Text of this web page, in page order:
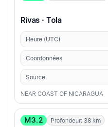
Rivas · Tola
Heure (UTC)
Coordonnées
Source
NEAR COAST OF NICARAGUA
M3.2 Profondeur: 38 km